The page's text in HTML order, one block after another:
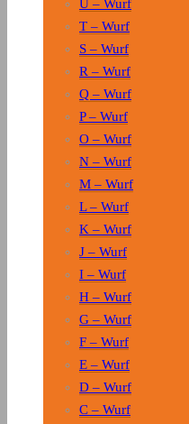
U – Wurf
T – Wurf
S – Wurf
R – Wurf
Q – Wurf
P – Wurf
O – Wurf
N – Wurf
M – Wurf
L – Wurf
K – Wurf
J – Wurf
I – Wurf
H – Wurf
G – Wurf
F – Wurf
E – Wurf
D – Wurf
C – Wurf